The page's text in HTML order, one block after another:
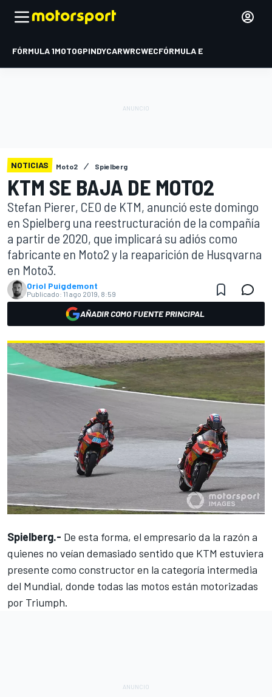
FÓRMULA 1MOTOGPINDYCARWRCWECFÓRMULA E
NOTICIAS Moto2 Spielberg
KTM SE BAJA DE MOTO2
Stefan Pierer, CEO de KTM, anunció este domingo
en Spielberg una reestructuración de la compañía
a partir de 2020, que implicará su adiós como
fabricante en Moto2 y la reaparición de Husqvarna
en Moto3.
Oriol Puigdemont
Publicado: 11 ago 2019, 8:59
AÑADIR COMO FUENTE PRINCIPAL
Spielberg.- De esta forma, el empresario da la razón a
quienes no veían demasiado sentido que KTM estuviera
presente como constructor en la categoría intermedia
del Mundial, donde todas las motos están motorizadas
por Triumph.